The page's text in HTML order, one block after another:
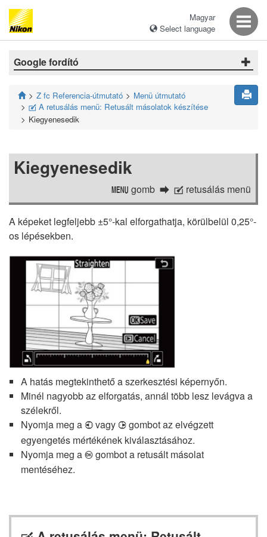
Magyar
Select language
Google fordító
Z fc Referencia-útmutató Menü útmutató
N A retusálás menü: Retusált másolatok készítése
Kiegyenesedik
Kiegyenesedik
G gomb N retusálás menü
A képeket legfeljebb ±5°-kal elforgathatja, körülbelül 0,25°-
os lépésekben.
A hatás megtekinthető a szerkesztési képernyőn.
Minél nagyobb az elforgatás, annál több lesz levágva a
szélekről.
Nyomja meg a 4 vagy 2 gombot az elvégzett
egyengetés mértékének kiválasztásához.
Nyomja meg a J gombot a retusált másolat
mentéséhez.